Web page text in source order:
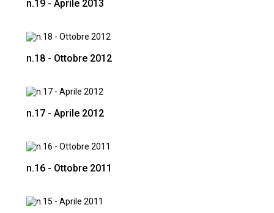
n.19 - Aprile 2013
n.18 - Ottobre 2012
n.17 - Aprile 2012
n.16 - Ottobre 2011